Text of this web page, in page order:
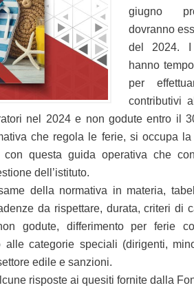
giugno
dovranno
del 2024.
hanno
per
contributivi
nel 2024 e non godute entro il
che regola le ferie, si occupa
con questa guida operativa che
dell’istituto.
della normativa in materia,
da rispettare, durata, criteri di
godute, differimento per ferie
alle categorie speciali (dirigenti,
edile e sanzioni.
risposte ai quesiti fornite dalla